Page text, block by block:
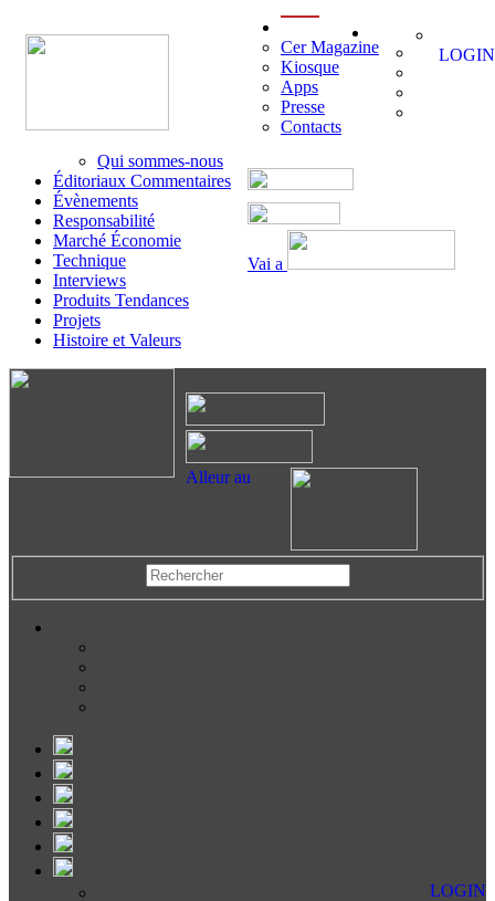
Vai a
Cer Magazine
Kiosque
Apps
Presse
Contacts
Qui sommes-nous
Éditoriaux Commentaires
Évènements
Responsabilité
Marché Économie
Technique
Interviews
Produits Tendances
Projets
Histoire et Valeurs
LOGIN
Alleur au
LOGIN